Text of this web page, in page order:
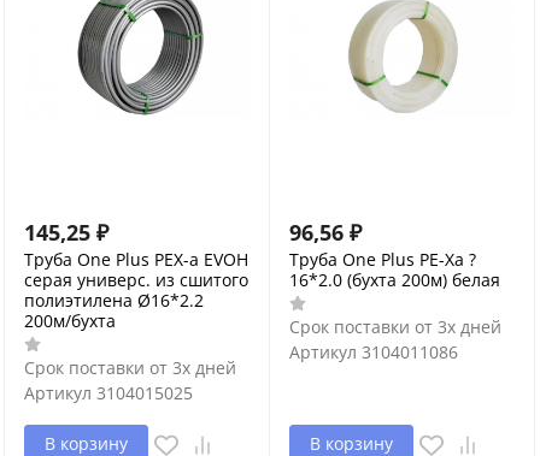
145,25 ₽
Труба One Plus PEX-a EVOH
серая универс. из сшитого
полиэтилена Ø16*2.2
200м/бухта
Срок поставки от 3х дней
Артикул 3104015025
В корзину
96,56 ₽
Труба One Plus PE-Xa ?
16*2.0 (бухта 200м) белая
Срок поставки от 3х дней
Артикул 3104011086
В корзину